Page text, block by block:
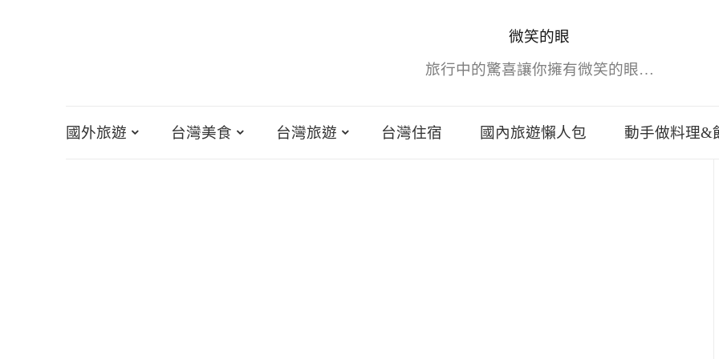
微笑的眼
旅行中的驚喜讓你擁有微笑的眼…
國外旅遊 台灣美食 台灣旅遊 台灣住宿 國內旅遊懶人包 動手做料理&